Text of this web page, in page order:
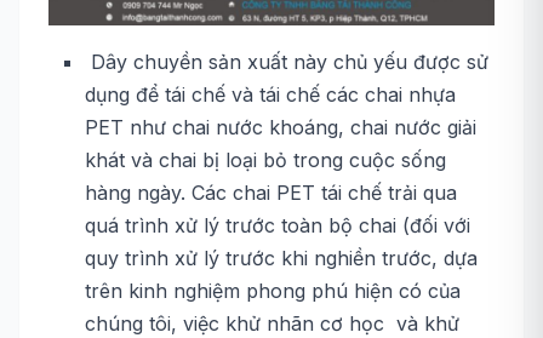
Dây chuyền sản xuất này chủ yếu được sử
dụng để tái chế và tái chế các chai nhựa
PET như chai nước khoáng, chai nước giải
khát và chai bị loại bỏ trong cuộc sống
hàng ngày. Các chai PET tái chế trải qua
quá trình xử lý trước toàn bộ chai (đối với
quy trình xử lý trước khi nghiền trước, dựa
trên kinh nghiệm phong phú hiện có của
chúng tôi, việc khử nhãn cơ học và khử